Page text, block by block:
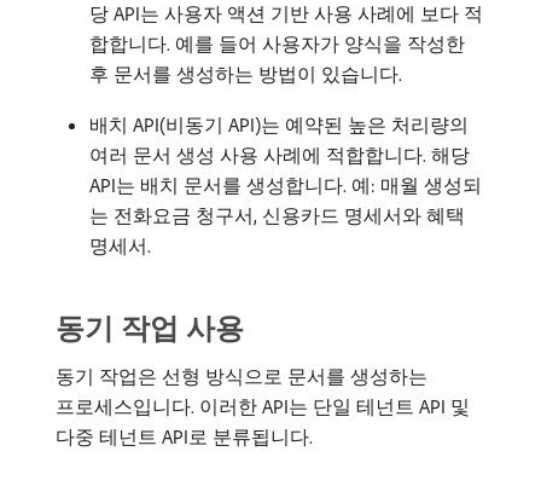
당 API는 사용자 액션 기반 사용 사례에 보다 적
합합니다. 예를 들어 사용자가 양식을 작성한
후 문서를 생성하는 방법이 있습니다.
배치 API(비동기 API)는 예약된 높은 처리량의
여러 문서 생성 사용 사례에 적합합니다. 해당
API는 배치 문서를 생성합니다. 예: 매월 생성되
는 전화요금 청구서, 신용카드 명세서와 혜택
명세서.
동기 작업 사용
동기 작업은 선형 방식으로 문서를 생성하는
프로세스입니다. 이러한 API는 단일 테넌트 API 및
다중 테넌트 API로 분류됩니다.